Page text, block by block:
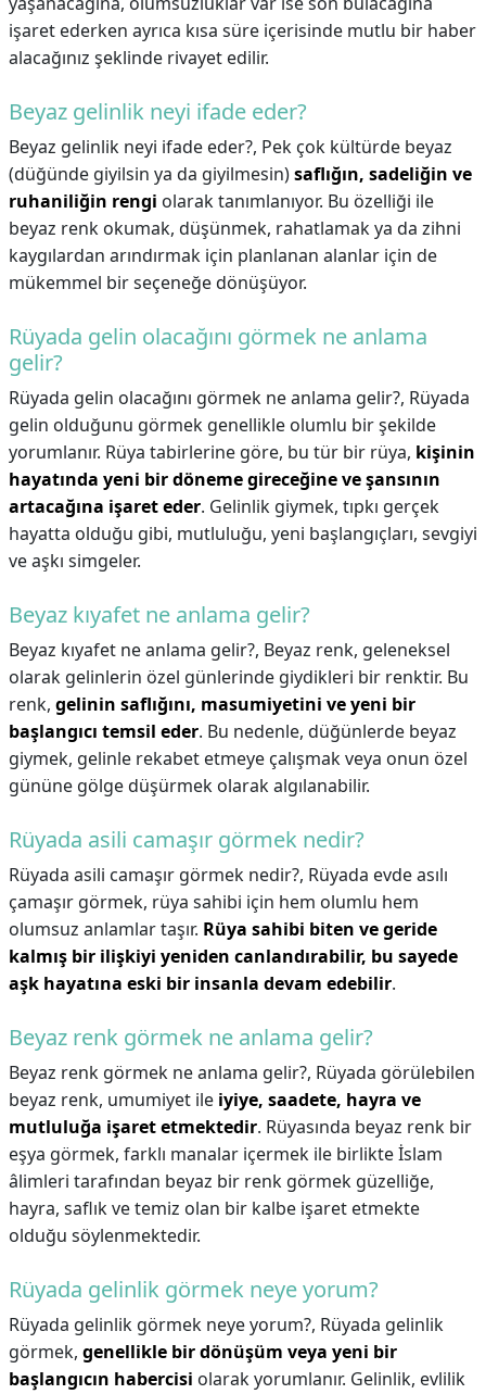
işaret ederken ayrıca kısa süre içerisinde mutlu bir haber
alacağınız şeklinde rivayet edilir.
Beyaz gelinlik neyi ifade eder?
Beyaz gelinlik neyi ifade eder?, Pek çok kültürde beyaz
(düğünde giyilsin ya da giyilmesin)saflığın, sadeliğin ve
ruhaniliğin rengi olarak tanımlanıyor. Bu özelliği ile
beyaz renk okumak, düşünmek, rahatlamak ya da zihni
kaygılardan arındırmak için planlanan alanlar için de
mükemmel bir seçeneğe dönüşüyor.
Rüyada gelin olacağını görmek ne anlama
gelir?
Rüyada gelin olacağını görmek ne anlama gelir?, Rüyada
gelin olduğunu görmek genellikle olumlu bir şekilde
yorumlanır. Rüya tabirlerine göre, bu tür bir rüya, kişinin
hayatında yeni bir döneme gireceğine ve şansının
artacağına işaret eder. Gelinlik giymek, tıpkı gerçek
hayatta olduğu gibi, mutluluğu, yeni başlangıçları, sevgiyi
ve aşkı simgeler.
Beyaz kıyafet ne anlama gelir?
Beyaz kıyafet ne anlama gelir?, Beyaz renk, geleneksel
olarak gelinlerin özel günlerinde giydikleri bir renktir. Bu
renk, gelinin saflığını, masumiyetini ve yeni bir
başlangıcı temsil eder. Bu nedenle, düğünlerde beyaz
giymek, gelinle rekabet etmeye çalışmak veya onun özel
gününe gölge düşürmek olarak algılanabilir.
Rüyada asili camaşır görmek nedir?
Rüyada asili camaşır görmek nedir?, Rüyada evde asılı
çamaşır görmek, rüya sahibi için hem olumlu hem
olumsuz anlamlar taşır. Rüya sahibi biten ve geride
kalmış bir ilişkiyi yeniden canlandırabilir, bu sayede
aşk hayatına eski bir insanla devam edebilir.
Beyaz renk görmek ne anlama gelir?
Beyaz renk görmek ne anlama gelir?, Rüyada görülebilen
beyaz renk, umumiyet ile iyiye, saadete, hayra ve
mutluluğa işaret etmektedir. Rüyasında beyaz renk bir
eşya görmek, farklı manalar içermek ile birlikte İslam
âlimleri tarafından beyaz bir renk görmek güzelliğe,
hayra, saflık ve temiz olan bir kalbe işaret etmekte
olduğu söylenmektedir.
Rüyada gelinlik görmek neye yorum?
Rüyada gelinlik görmek neye yorum?, Rüyada gelinlik
görmek, genellikle bir dönüşüm veya yeni bir
başlangıcın habercisi olarak yorumlanır. Gelinlik, evlilik